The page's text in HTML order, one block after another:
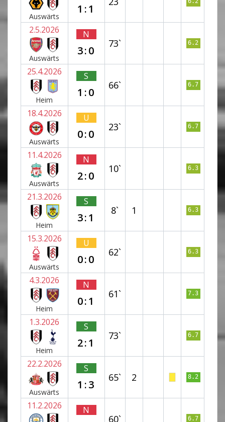
Auswärts
1:1
2.5.2026
Auswärts
N
3:0
73` 6.2
25.4.2026
Heim
S
1:0
66` 6.7
18.4.2026
Auswärts
U
0:0
23` 6.7
11.4.2026
Auswärts
N
2:0
10` 6.3
21.3.2026
Heim
S
3:1
8` 1 6.3
15.3.2026
Auswärts
U
0:0
62` 6.3
4.3.2026
Heim
N
0:1
61` 7.3
1.3.2026
Heim
S
2:1
73` 6.7
22.2.2026
Auswärts
S
1:3
65` 2 8.2
11.2.2026 N
60` 6.7